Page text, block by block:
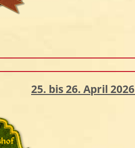
25. bis 26. April